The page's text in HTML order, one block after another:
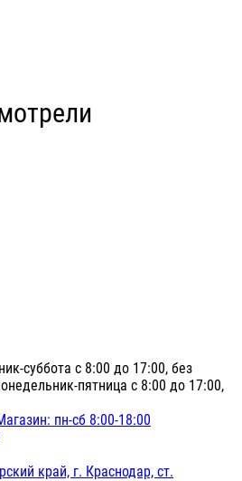
суббота с 8:00 до 17:00, без
пятница с 8:00 до 17:00,
пн-сб 8:00-18:00
край, г. Краснодар, ст.